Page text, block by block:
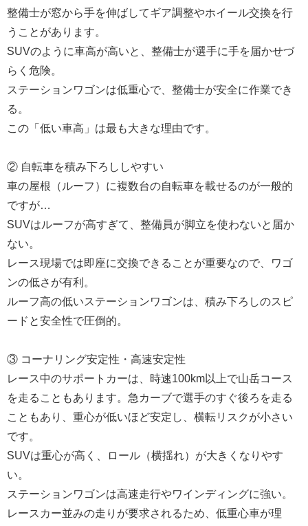
整備士が窓から手を伸ばしてギア調整やホイール交換を行
うことがあります。
SUVのように車高が高いと、整備士が選手に手を届かせづ
らく危険。
ステーションワゴンは低重心で、整備士が安全に作業でき
る。
この「低い車高」は最も大きな理由です。
② 自転車を積み下ろししやすい
車の屋根（ルーフ）に複数台の自転車を載せるのが一般的
ですが…
SUVはルーフが高すぎて、整備員が脚立を使わないと届か
ない。
レース現場では即座に交換できることが重要なので、ワゴ
ンの低さが有利。
ルーフ高の低いステーションワゴンは、積み下ろしのスピ
ードと安全性で圧倒的。
③ コーナリング安定性・高速安定性
レース中のサポートカーは、時速100km以上で山岳コース
を走ることもあります。急カーブで選手のすぐ後ろを走る
こともあり、重心が低いほど安定し、横転リスクが小さい
です。
SUVは重心が高く、ロール（横揺れ）が大きくなりやす
い。
ステーションワゴンは高速走行やワインディングに強い。
レースカー並みの走りが要求されるため、低重心車が理